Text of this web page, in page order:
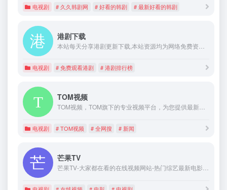
电视剧 # 久久韩剧网 # 好看的韩剧 # 最新好看的韩剧
港剧下载
本站每天分享港剧更新下载,本站资源均为网络免费资源搜索机器人自动搜索的结果，本站只提供下载，并不存放任何资源。 所有视频版权归原权利人，将于24小时内删除！我们强烈建议所有影视爱好者购买正版音像制品！ 本站拒绝一切非法，淫秽电影，欢迎大家监督 有问题可联系管理员
电视剧 # 免费观看港剧 # 港剧排行榜
TOM视频
TOM视频，TOM旗下的专业视频平台，为您提供最新、最热的视频内容，海量装修设计、综艺、影视等高新内容，采用全程无广告模式，达到最直接的观看体验。
电视剧 # TOM视频 # 全网搜 # 新闻
芒果TV
芒果TV-大家都在看的在线视频网站-热门综艺最新电影电视剧在线观看